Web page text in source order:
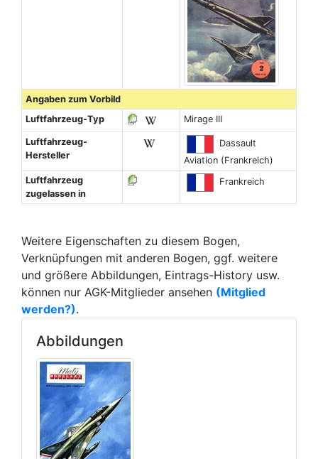
Angaben zum Vorbild
Luftfahrzeug-Typ
Mirage III
Luftfahrzeug-
Hersteller
Dassault
Aviation (Frankreich)
Luftfahrzeug
zugelassen in
Frankreich
Weitere Eigenschaften zu diesem Bogen,
Verknüpfungen mit anderen Bogen, ggf. weitere
und größere Abbildungen, Eintrags-History usw.
können nur AGK-Mitglieder ansehen (Mitglied
werden?).
Abbildungen